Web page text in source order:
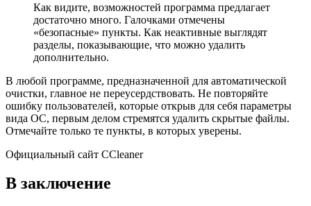
Как видите, возможностей программа предлагает
достаточно много. Галочками отмечены
«безопасные» пункты. Как неактивные выглядят
разделы, показывающие, что можно удалить
дополнительно.
В любой программе, предназначенной для автоматической
очистки, главное не переусердствовать. Не повторяйте
ошибку пользователей, которые открыв для себя параметры
вида ОС, первым делом стремятся удалить скрытые файлы.
Отмечайте только те пункты, в которых уверены.
Официальный сайт CCleaner
В заключение